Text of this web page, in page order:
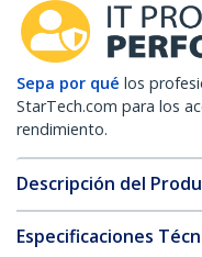
Sepa por qué los
StarTech.com para los
rendimiento.
Descripción del
Especificaciones